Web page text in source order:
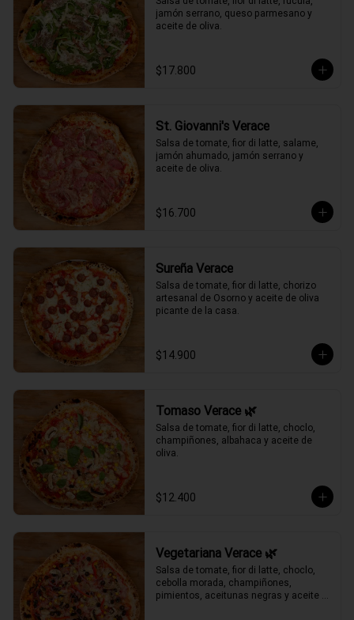
jamón serrano, queso parmesano y
aceite de oliva.
$17.800
St. Giovanni's Verace
Salsa de tomate, fior di latte, salame,
jamón ahumado, jamón serrano y
aceite de oliva.
$16.700
Sureña Verace
Salsa de tomate, fior di latte, chorizo
artesanal de Osorno y aceite de oliva
picante de la casa.
$14.900
Tomaso Verace 🌿
Salsa de tomate, fior di latte, choclo,
champiñones, albahaca y aceite de
oliva.
$12.400
Vegetariana Verace 🌿
Salsa de tomate, fior di latte, choclo,
cebolla morada, champiñones,
pimientos, aceitunas negras y aceite